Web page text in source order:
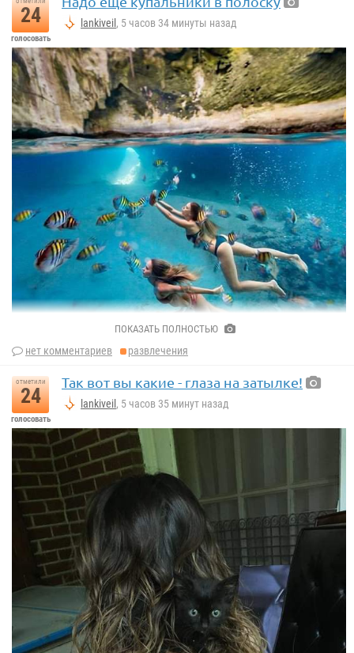
24
голосовать
lankiveil , 5 часов 34 минуты назад
ПОКАЗАТЬ ПОЛНОСТЬЮ
нет комментариев развлечения
отметили
24
голосовать
Так вот вы какие - глаза на затылке!
lankiveil , 5 часов 35 минут назад